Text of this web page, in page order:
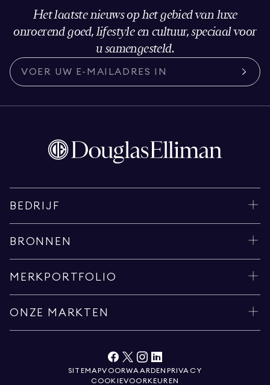
Het laatste nieuws op het gebied van luxe
onroerend goed, lifestyle en cultuur, speciaal voor
u samengesteld.
BEDRIJF
BRONNEN
MERKPORTFOLIO
ONZE MARKTEN
SITEMAPVOORWAARDEN PRIVACY
COOKIEVOORKEUREN